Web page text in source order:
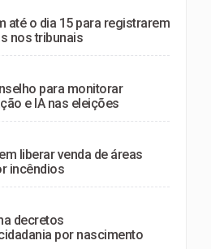
até o dia 15 para registrarem
nos tribunais
para monitorar
e IA nas eleições
liberar venda de áreas
incêndios
decretos
por nascimento